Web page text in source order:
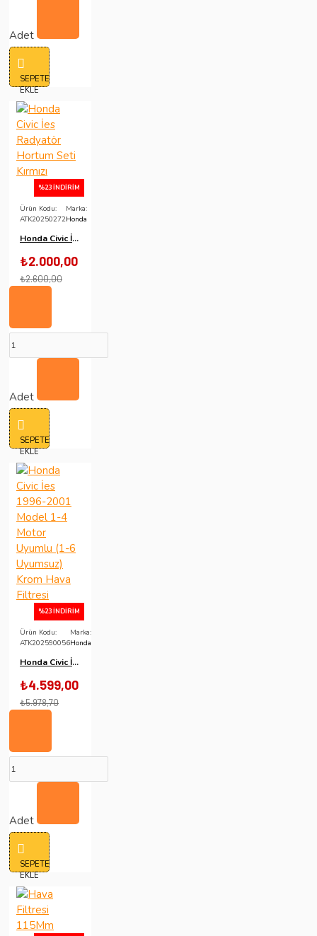
Adet
SEPETE
EKLE
%23 İNDIRIM
Ürün Kodu:
ATK20250272
Marka:
Honda
Honda Civic İes Radyatör Hortum Seti Kırmızı
₺2.000,00
₺2.600,00
Adet
SEPETE
EKLE
%23 İNDIRIM
Ürün Kodu:
ATK202590056
Marka:
Honda
Honda Civic İes 1996-2001 Model 1-4 Motor Uyumlu (1-6 Uyumsuz) Krom Hava Filtresi
₺4.599,00
₺5.978,70
Adet
SEPETE
EKLE